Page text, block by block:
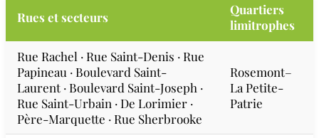
Rues et secteurs
Quartiers
limitrophes
Rue Rachel · Rue Saint-Denis · Rue
Papineau · Boulevard Saint-
Laurent · Boulevard Saint-Joseph ·
Rue Saint-Urbain · De Lorimier ·
Père-Marquette · Rue Sherbrooke
Rosemont–
La Petite-
Patrie